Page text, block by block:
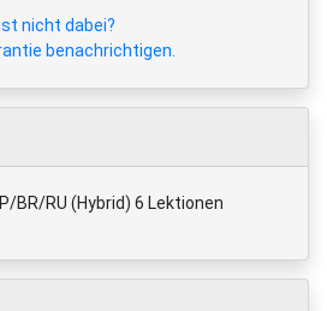
nicht dabei?
benachrichtigen.
BR/RU (Hybrid) 6 Lektionen